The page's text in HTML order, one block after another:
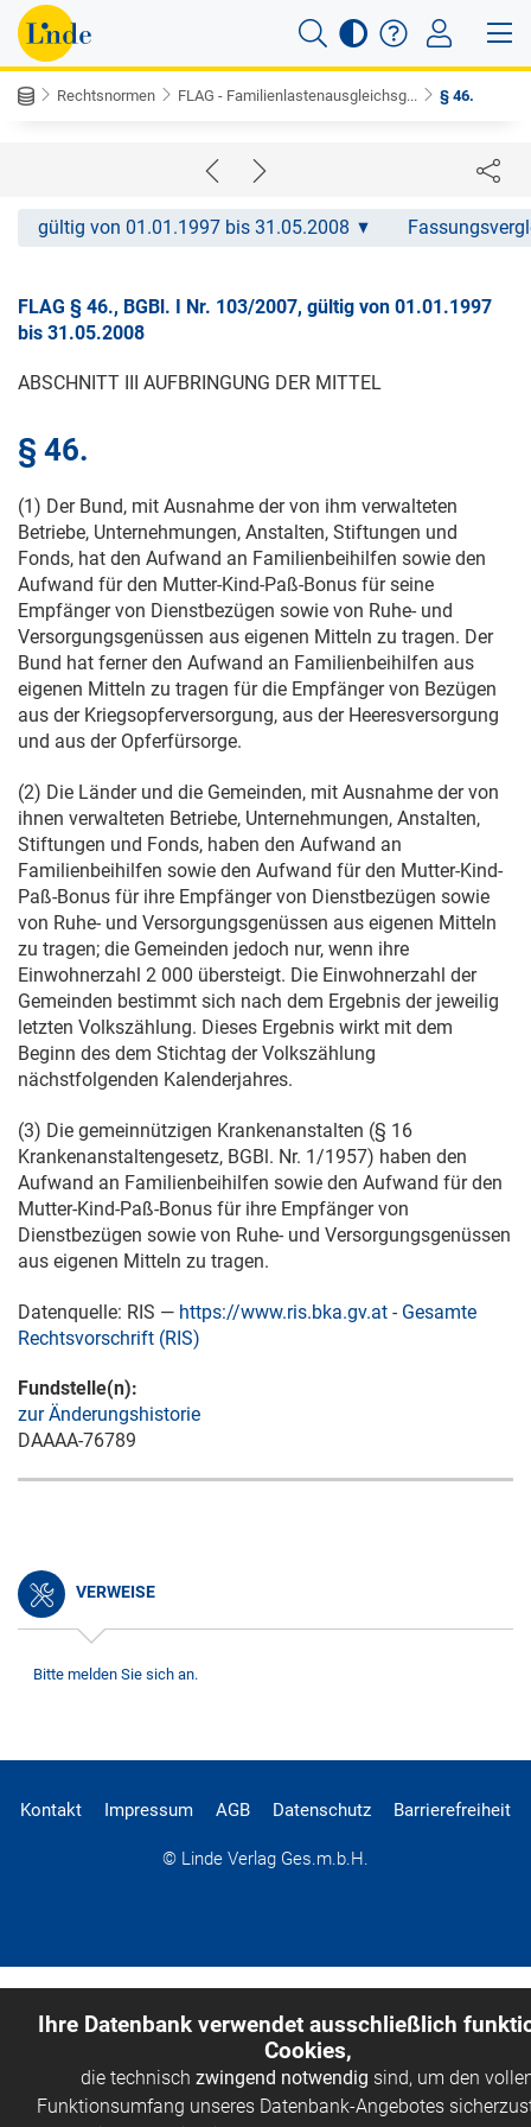
Rechtsnormen FLAG - Familienlastenausgleichsg... § 46.
gültig von 01.01.1997 bis 31.05.2008
FLAG § 46., BGBl. I Nr. 103/2007, gültig von 01.01.1997
bis 31.05.2008
ABSCHNITT III AUFBRINGUNG DER MITTEL
§ 46.
(1) Der Bund, mit Ausnahme der von ihm verwalteten
Betriebe, Unternehmungen, Anstalten, Stiftungen und
Fonds, hat den Aufwand an Familienbeihilfen sowie den
Aufwand für den Mutter-Kind-Paß-Bonus für seine
Empfänger von Dienstbezügen sowie von Ruhe- und
Versorgungsgenüssen aus eigenen Mitteln zu tragen. Der
Bund hat ferner den Aufwand an Familienbeihilfen aus
eigenen Mitteln zu tragen für die Empfänger von Bezügen
aus der Kriegsopferversorgung, aus der Heeresversorgung
und aus der Opferfürsorge.
(2) Die Länder und die Gemeinden, mit Ausnahme der von
ihnen verwalteten Betriebe, Unternehmungen, Anstalten,
Stiftungen und Fonds, haben den Aufwand an
Familienbeihilfen sowie den Aufwand für den Mutter-Kind-
Paß-Bonus für ihre Empfänger von Dienstbezügen sowie
von Ruhe- und Versorgungsgenüssen aus eigenen Mitteln
zu tragen; die Gemeinden jedoch nur, wenn ihre
Einwohnerzahl 2 000 übersteigt. Die Einwohnerzahl der
Gemeinden bestimmt sich nach dem Ergebnis der jeweilig
letzten Volkszählung. Dieses Ergebnis wirkt mit dem
Beginn des dem Stichtag der Volkszählung
nächstfolgenden Kalenderjahres.
(3) Die gemeinnützigen Krankenanstalten (§ 16
Krankenanstaltengesetz, BGBl. Nr. 1/1957) haben den
Aufwand an Familienbeihilfen sowie den Aufwand für den
Mutter-Kind-Paß-Bonus für ihre Empfänger von
Dienstbezügen sowie von Ruhe- und Versorgungsgenüssen
aus eigenen Mitteln zu tragen.
Datenquelle: RIS — https://www.ris.bka.gv.at - Gesamte
Rechtsvorschrift (RIS)
Fundstelle(n):
zur Änderungshistorie
DAAAA-76789
VERWEISE
Bitte melden Sie sich an.
© Linde Verlag Ges.m.b.H.
Kontakt Impressum AGB Datenschutz Barrierefreiheit
Ihre Datenbank verwendet ausschließlich
Cookies,
die technisch zwingend notwendig sind, um den
Funktionsumfang unseres Datenbank-Angebotes